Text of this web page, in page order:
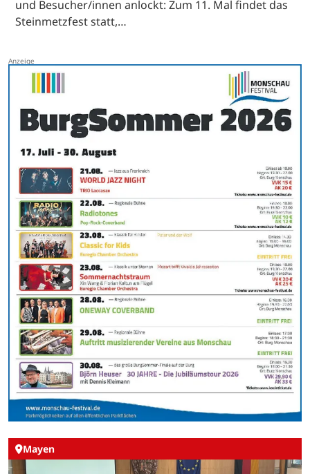
und Besucher/innen anlockt: Zum 11. Mal findet das
Steinmetzfest statt,…
Mayen